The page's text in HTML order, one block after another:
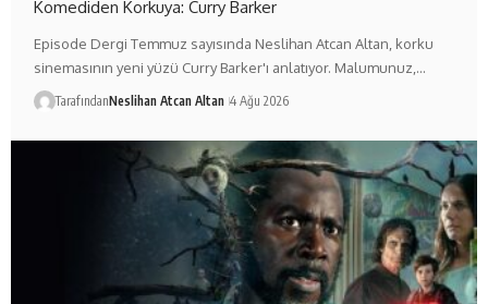
Komediden Korkuya: Curry Barker
Episode Dergi Temmuz sayısında Neslihan Atcan Altan, korku
sinemasının yeni yüzü Curry Barker'ı anlatıyor. Malumunuz,…
TarafındanNeslihan Atcan Altan 4 Ağu 2026